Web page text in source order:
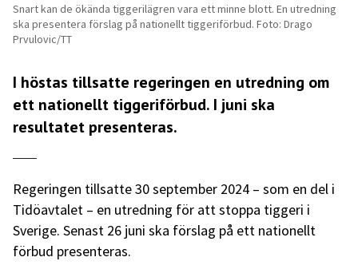
Snart kan de ökända tiggerilägren vara ett minne blott. En utredning
ska presentera förslag på nationellt tiggeriförbud. Foto: Drago
Prvulovic/TT
I höstas tillsatte regeringen en utredning om
ett nationellt tiggeriförbud. I juni ska
resultatet presenteras.
Regeringen tillsatte 30 september 2024 – som en del i
Tidöavtalet – en utredning för att stoppa tiggeri i
Sverige. Senast 26 juni ska förslag på ett nationellt
förbud presenteras.